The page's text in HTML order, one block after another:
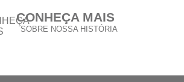
CONHEÇA MAIS
SOBRE NOSSA HISTÓRIA
POLÍTICA DE FRETE GRÁTIS